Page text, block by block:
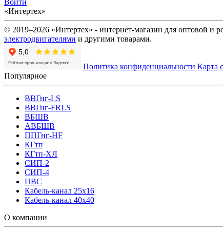
«Интертех»
© 2019–2026 «Интертех» - интернет-магазин для оптовой и
электродвигателями и другими товарами.
Политика конфиденциальности Карта
Популярное
ВВГнг-LS
ВВГнг-FRLS
ВБШВ
АВБШВ
ППГнг-HF
КГтп
КГтп-ХЛ
СИП-2
СИП-4
ПВС
Кабель-канал 25х16
Кабель-канал 40х40
О компании